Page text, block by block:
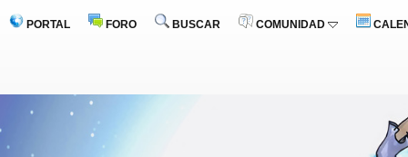
PORTAL FORO BUSCAR COMUNIDAD